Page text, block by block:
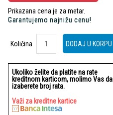
Prikazana cena je za metar.
Garantujemo najnižu cenu!
Količina
Količina
DODAJ U KORPU
Ukoliko želite da platite na rate
kreditnom karticom, molimo Vas da
izaberete broj rata.
Važi za kreditne kartice